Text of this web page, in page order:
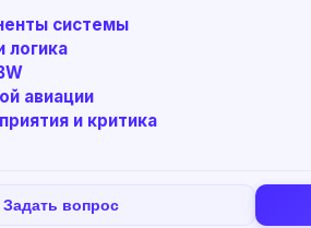
системы
логика
авиации
и критика
Задать вопрос